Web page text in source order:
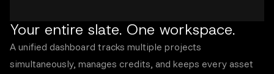
Your entire slate. One workspace.
A unified dashboard tracks multiple projects
simultaneously, manages credits, and keeps every asset